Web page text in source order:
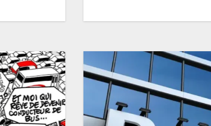
mort